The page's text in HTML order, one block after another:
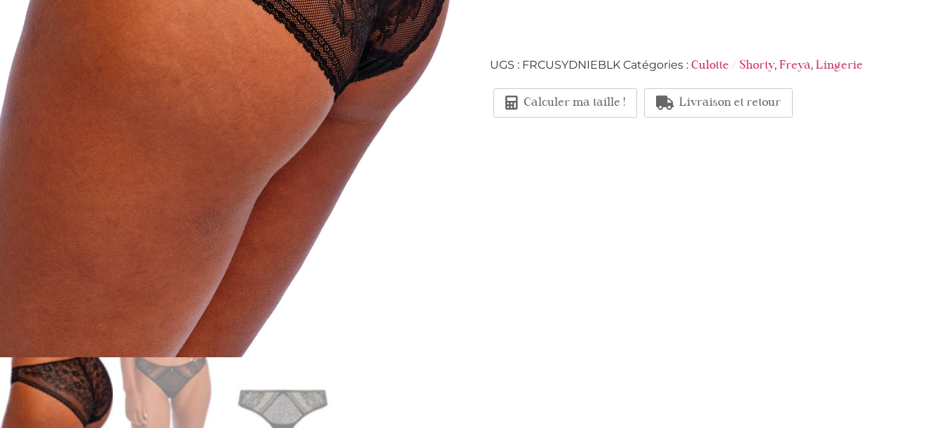
UGS : FRCUSYDNIEBLK Catégories : Culotte / Shorty, Freya, Lingerie
Calculer ma taille ! Livraison et retour